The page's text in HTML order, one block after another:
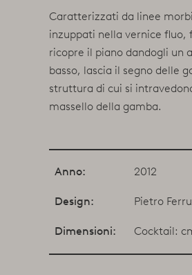
Caratterizzati da linee
inzuppati nella vernice fluo,
ricopre il piano dandogli un
basso, lascia il segno delle
struttura di cui si
massello della gamba.
Anno: 2012
Design: Pietro
Dimensioni: Cocktail: